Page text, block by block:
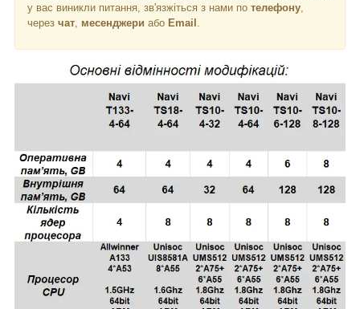
у вас виникли питання, зв'язжіться з нами по телефону
через чат месенджери або Email